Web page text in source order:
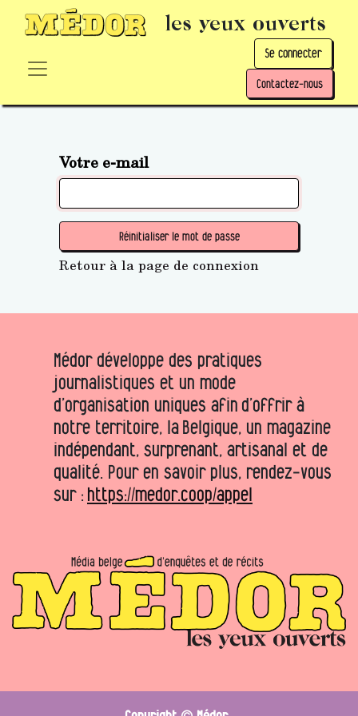
les yeux ouverts
Se connecter
Contactez-nous
Votre e-mail
Réinitialiser le mot de passe
Retour à la page de connexion
Médor développe des pratiques
journalistiques et un mode
d’organisation uniques afin d’offrir à
notre territoire, la Belgique, un magazine
indépendant, surprenant, artisanal et de
qualité. Pour en savoir plus, rendez-vous
sur : https://medor.coop/appel